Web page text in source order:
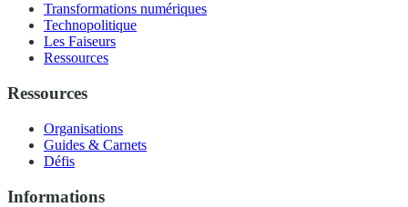
Transformations numériques
Technopolitique
Les Faiseurs
Ressources
Ressources
Organisations
Guides & Carnets
Défis
Informations